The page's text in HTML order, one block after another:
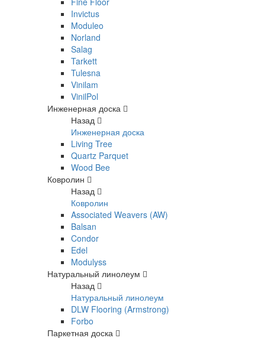
Invictus
Moduleo
Norland
Salag
Tarkett
Tulesna
Vinilam
VinilPol
Инженерная доска
Назад
Инженерная доска
Living Tree
Quartz Parquet
Wood Bee
Ковролин
Назад
Ковролин
Associated Weavers (AW)
Balsan
Condor
Edel
Modulyss
Натуральный линолеум
Назад
Натуральный линолеум
DLW Flooring (Armstrong)
Forbo
Паркетная доска